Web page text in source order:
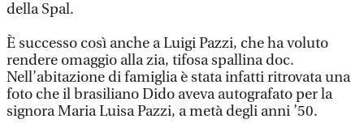
della Spal.
È successo così anche a Luigi Pazzi, che ha voluto
rendere omaggio alla zia, tifosa spallina doc.
Nell’abitazione di famiglia è stata infatti ritrovata una
foto che il brasiliano Dido aveva autografato per la
signora Maria Luisa Pazzi, a metà degli anni ’50.